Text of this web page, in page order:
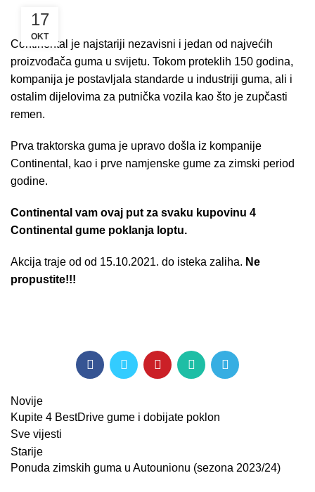
17
OKT
Continental je najstariji nezavisni i jedan od najvećih
proizvođača guma u svijetu. Tokom proteklih 150 godina,
kompanija je postavljala standarde u industriji guma, ali i
ostalim dijelovima za putnička vozila kao što je zupčasti
remen.
Prva traktorska guma je upravo došla iz kompanije
Continental, kao i prve namjenske gume za zimski period
godine.
Continental vam ovaj put za svaku kupovinu 4
Continental gume poklanja loptu.
Akcija traje od od 15.10.2021. do isteka zaliha. Ne
propustite!!!
Novije
Kupite 4 BestDrive gume i dobijate poklon
Sve vijesti
Starije
Ponuda zimskih guma u Autounionu (sezona 2023/24)